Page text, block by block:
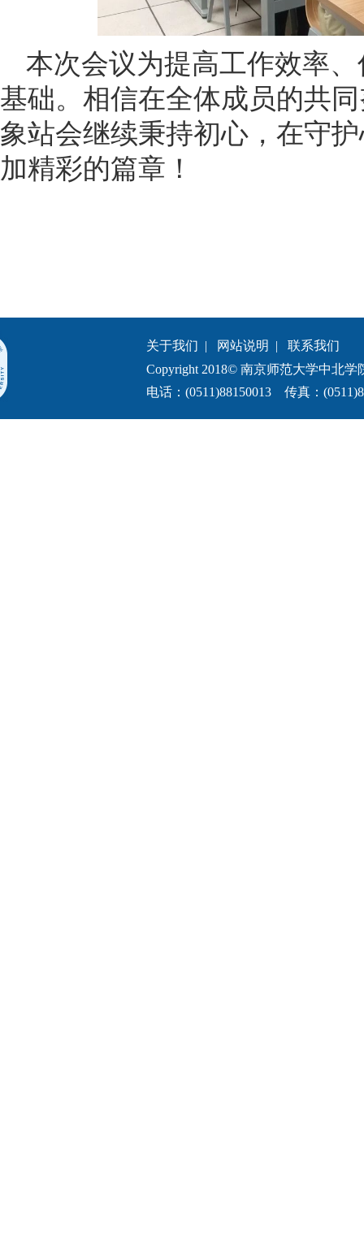
本次会议为提高工作效率
基础。相信在全体成员的共
象站会继续秉持初心，在守
加精彩的篇章！
关于我们 | 网站说明 | 联系我们
Copyright 2018© 南京师范大学中北学
电话：(0511)88150013 传真：